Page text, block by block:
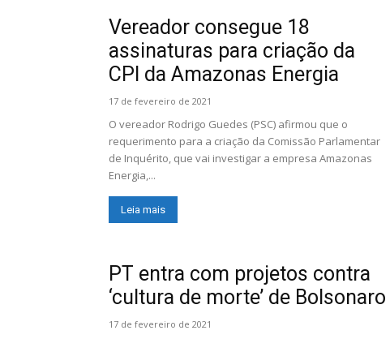
Vereador consegue 18
assinaturas para criação da
CPI da Amazonas Energia
17 de fevereiro de 2021
O vereador Rodrigo Guedes (PSC) afirmou que o
requerimento para a criação da Comissão Parlamentar
de Inquérito, que vai investigar a empresa Amazonas
Energia,...
Leia mais
PT entra com projetos contra
‘cultura de morte’ de Bolsonaro
17 de fevereiro de 2021